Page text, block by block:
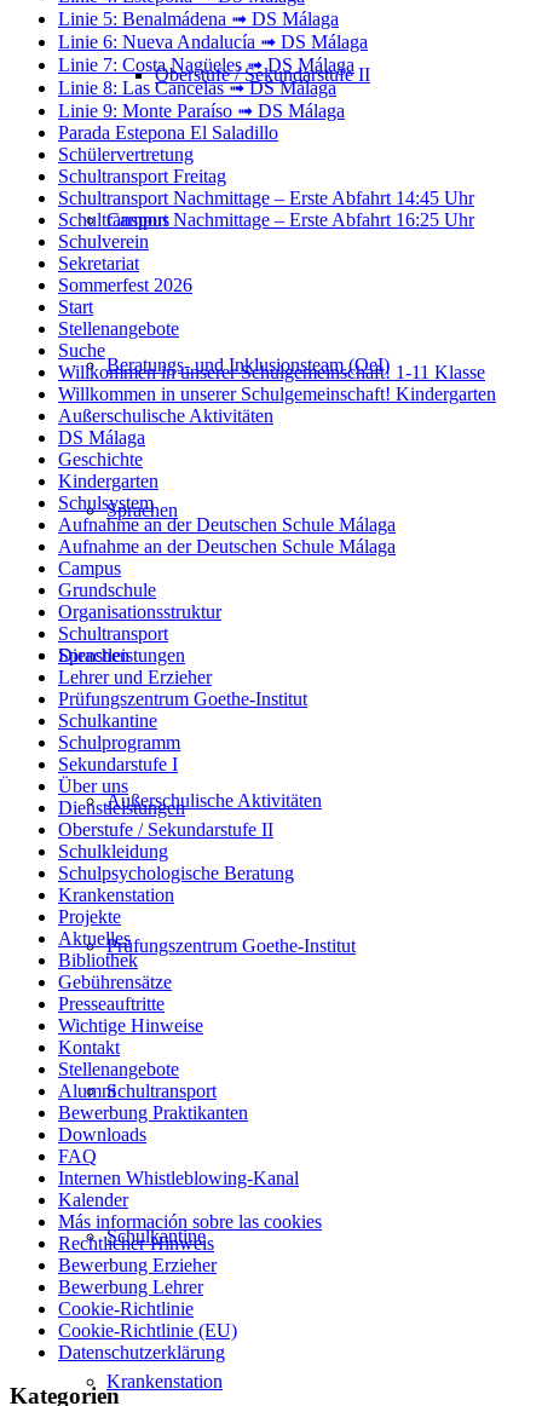
Oberstufe / Sekundarstufe II
Campus
Beratungs- und Inklusionsteam (OeI)
Sprachen
Dienstleistungen
Außerschulische Aktivitäten
Prüfungszentrum Goethe-Institut
Schultransport
Schulkantine
Krankenstation
Linie 5: Benalmádena ➟ DS Málaga
Linie 6: Nueva Andalucía ➟ DS Málaga
Linie 7: Costa Nagüeles ➟ DS Málaga
Linie 8: Las Cancelas ➟ DS Málaga
Linie 9: Monte Paraíso ➟ DS Málaga
Parada Estepona El Saladillo
Schülervertretung
Schultransport Freitag
Schultransport Nachmittage – Erste Abfahrt 14:45 Uhr
Schultransport Nachmittage – Erste Abfahrt 16:25 Uhr
Schulverein
Sekretariat
Sommerfest 2026
Start
Stellenangebote
Suche
Willkommen in unserer Schulgemeinschaft! 1-11 Klasse
Willkommen in unserer Schulgemeinschaft! Kindergarten
Außerschulische Aktivitäten
DS Málaga
Geschichte
Kindergarten
Schulsystem
Aufnahme an der Deutschen Schule Málaga
Aufnahme an der Deutschen Schule Málaga
Campus
Grundschule
Organisationsstruktur
Schultransport
Sprachen
Lehrer und Erzieher
Prüfungszentrum Goethe-Institut
Schulkantine
Schulprogramm
Sekundarstufe I
Über uns
Dienstleistungen
Oberstufe / Sekundarstufe II
Schulkleidung
Schulpsychologische Beratung
Krankenstation
Projekte
Aktuelles
Bibliothek
Gebührensätze
Presseauftritte
Wichtige Hinweise
Kontakt
Stellenangebote
Alumni
Bewerbung Praktikanten
Downloads
FAQ
Internen Whistleblowing-Kanal
Kalender
Más información sobre las cookies
Rechtlicher Hinweis
Bewerbung Erzieher
Bewerbung Lehrer
Cookie-Richtlinie
Cookie-Richtlinie (EU)
Datenschutzerklärung
Kategorien